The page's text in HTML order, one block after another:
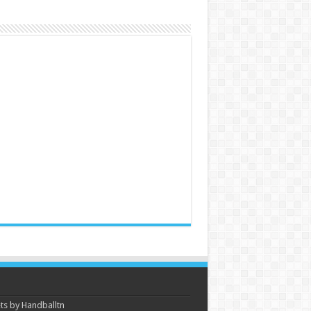
by Handballtn